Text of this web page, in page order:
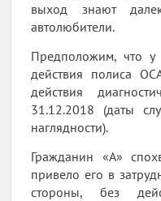
выход знают
автолюбители.
Предположим, что у
действия полиса
действия
31.12.2018 (даты
наглядности).
Гражданин «А»
привело его в
стороны, без